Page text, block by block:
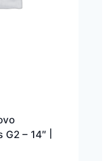
– 14″ |
256GB |